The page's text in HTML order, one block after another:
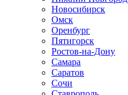
Новосибирск
Омск
Оренбург
Пятигорск
Ростов-на-Дону
Самара
Саратов
Сочи